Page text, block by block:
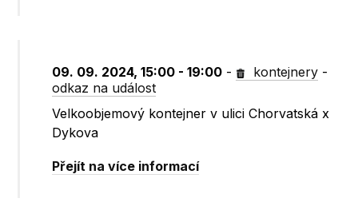
09. 09. 2024, 15:00 - 19:00 - kontejnery -
odkaz na událost
Velkoobjemový kontejner v ulici Chorvatská x
Dykova
Přejít na více informací